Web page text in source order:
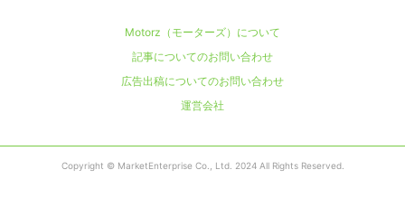
Motorz（モーターズ）について
記事についてのお問い合わせ
広告出稿についてのお問い合わせ
運営会社
Copyright © MarketEnterprise Co., Ltd. 2024 All Rights Reserved.